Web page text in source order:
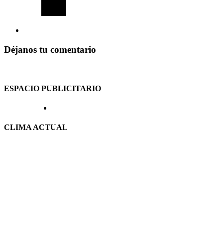
Déjanos tu comentario
ESPACIO PUBLICITARIO
CLIMA ACTUAL